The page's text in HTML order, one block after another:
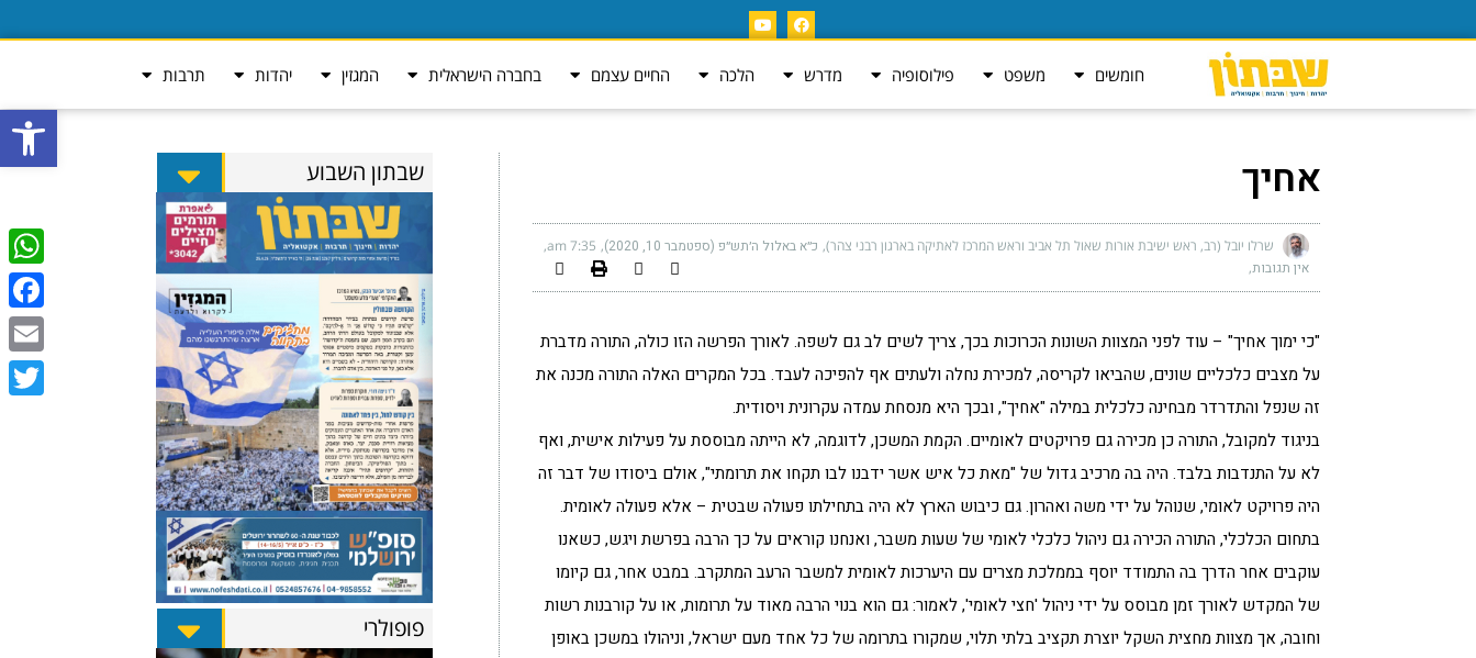
פתח
חומשים משפט פילוסופיה מדרש הלכה החיים עצמם בחברה הישראלית המגזין יהדות תרבות
אחיך
שרלו יובל (רב, ראש ישיבת אורות שאול תל אביב וראש המרכז לאתיקה בארגון רבני צהר) כ״א באלול ה׳תש״פ (ספטמבר 10, 2020) 7:35 am
אין תגובות
"כי ימוך אחיך" – עוד לפני המצוות השונות הכרוכות בכך, צריך לשים לב גם לשפה. לאורך הפרשה הזו כולה, התורה מדברת
על מצבים כלכליים שונים, שהביאו לקריסה, למכירת נחלה ולעתים אף להפיכה לעבד. בכל המקרים האלה התורה מכנה את
זה שנפל והתדרדר מבחינה כלכלית במילה "אחיך", ובכך היא מנסחת עמדה עקרונית ויסודית.
בניגוד למקובל, התורה כן מכירה גם פרויקטים לאומיים. הקמת המשכן, לדוגמה, לא הייתה מבוססת על פעילות אישית, ואף
לא על התנדבות בלבד. היה בה מרכיב גדול של "מאת כל איש אשר ידבנו לבו תקחו את תרומתי", אולם ביסודו של דבר זה
היה פרויקט לאומי, שנוהל על ידי משה ואהרון. גם כיבוש הארץ לא היה בתחילתו פעולה שבטית – אלא פעולה לאומית.
בתחום הכלכלי, התורה הכירה גם ניהול כלכלי לאומי של שעות משבר, ואנחנו קוראים על כך הרבה בפרשת ויגש, כשאנו
עוקבים אחר הדרך בה התמודד יוסף בממלכת מצרים עם היערכות לאומית למשבר הרעב המתקרב. במבט אחר, גם קיומו
של המקדש לאורך זמן מבוסס על ידי ניהול 'חצי לאומי', לאמור: גם הוא בנוי הרבה מאוד על תרומות, או על קורבנות רשות
וחובה, אך מצוות מחצית השקל יוצרת תקציב בלתי תלוי, שמקורו בתרומה של כל אחד מעם ישראל, וניהולו במשכן באופן
שבתון השבוע
פופולרי
Email